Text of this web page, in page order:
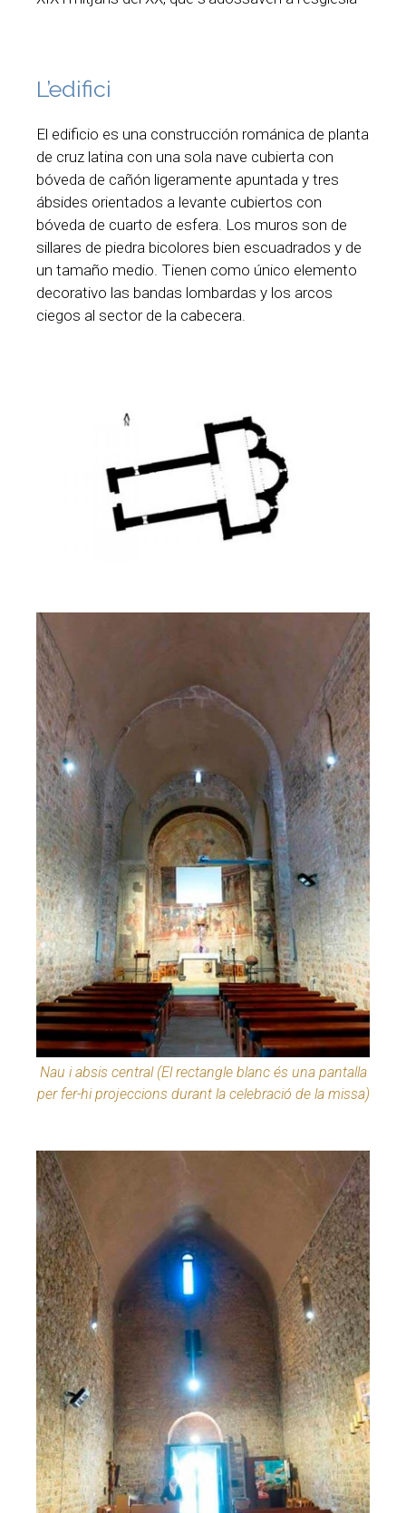
L’edifici
El edificio es una construcción románica de planta
de cruz latina con una sola nave cubierta con
bóveda de cañón ligeramente apuntada y tres
ábsides orientados a levante cubiertos con
bóveda de cuarto de esfera. Los muros son de
sillares de piedra bicolores bien escuadrados y de
un tamaño medio. Tienen como único elemento
decorativo las bandas lombardas y los arcos
ciegos al sector de la cabecera.
Nau i absis central (El rectangle blanc és una pantalla
per fer-hi projeccions durant la celebració de la missa)